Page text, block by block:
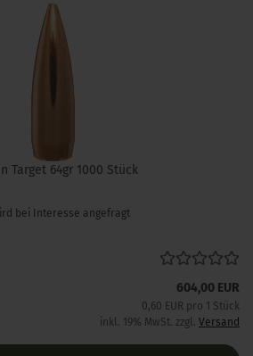
Target 64gr 1000 Stück
bei Interesse angefragt
604,00 EUR
0,60 EUR pro 1 Stück
inkl. 19% MwSt. zzgl. Versand